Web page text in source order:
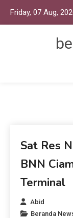
Friday, 07 Aug,
Sat Res
BNN
Terminal
Abid
Beranda